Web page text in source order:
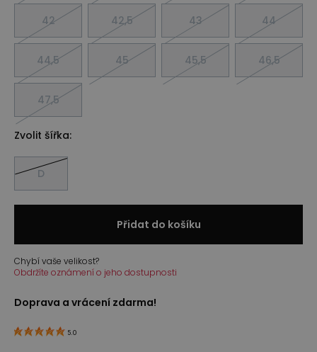
42 42,5 43 44
44,5 45 45,5 46,5
47,5
Zvolit šířka:
D
Přidat do košíku
Chybí vaše velikost?
Obdržíte oznámení o jeho dostupnosti
Doprava a vrácení zdarma!
5.0